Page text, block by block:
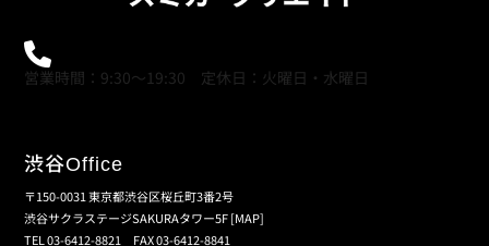
営業時間：9:30～19:30 定休日：火曜日・水曜日
渋谷Office
〒150-0031 東京都渋谷区桜丘町3番2号
渋谷サクラステージSAKURAタワー5F[MAP]
TEL 03-6412-8821 FAX 03-6412-8841